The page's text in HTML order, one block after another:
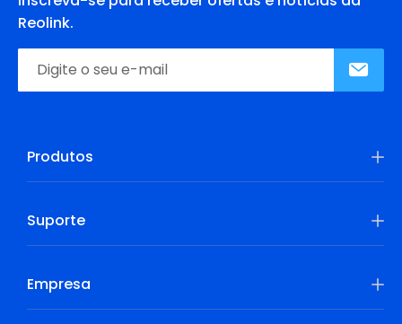
Reolink.
Produtos
Suporte
Empresa